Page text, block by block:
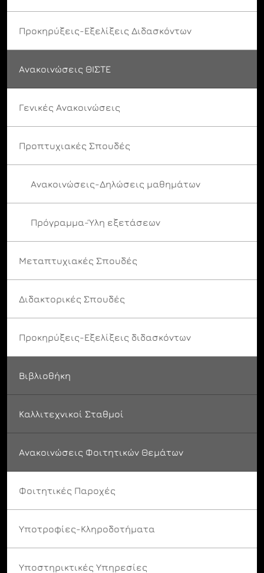
Προκηρύξεις-Εξελίξεις Διδασκόντων
Ανακοινώσεις ΘΙΣΤΕ
Γενικές Ανακοινώσεις
Προπτυχιακές Σπουδές
Ανακοινώσεις-Δηλώσεις μαθημάτων
Πρόγραμμα-Ύλη εξετάσεων
Μεταπτυχιακές Σπουδές
Διδακτορικές Σπουδές
Προκηρύξεις-Εξελίξεις διδασκόντων
Βιβλιοθήκη
Καλλιτεχνικοί Σταθμοί
Ανακοινώσεις Φοιτητικών Θεμάτων
Φοιτητικές Παροχές
Υποτροφίες-Κληροδοτήματα
Υποστηρικτικές Υπηρεσίες